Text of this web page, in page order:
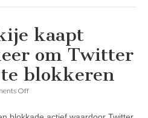
kaapt
om Twitter
blokkeren
Offon